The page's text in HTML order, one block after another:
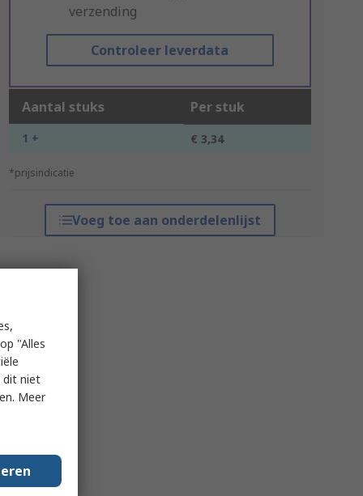
verzending
Controleer leverdata
Aantal stuks Per stuk
1 + € 3,34
*prijsindicatie
Voeg toe aan onderdelenlijst
"Alles
dit niet
Meer